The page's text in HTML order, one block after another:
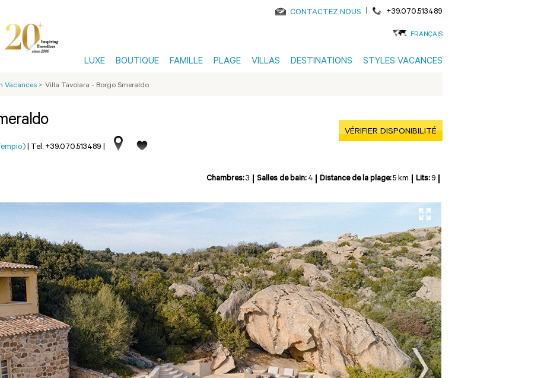
CONTACTEZ NOUS | +39.070.513489
FRANÇAIS
LUXE BOUTIQUE FAMILLE PLAGE VILLAS DESTINATIONS STYLES VACANCES
Vacances > Villa Tavolara - Borgo Smeraldo
| Tel. +39.070.513489 |
VÉRIFIER DISPONIBILITÉ
Chambres:3 Salles de bain: 4 Distance de la plage:5 km Lits:9